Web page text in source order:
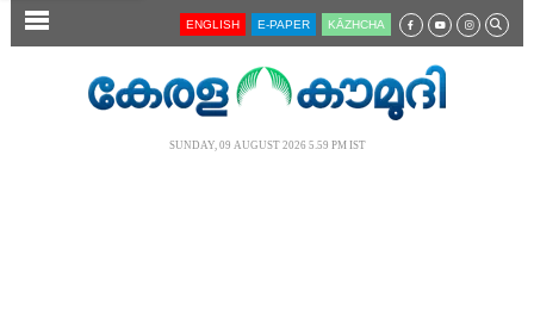
SECTIONS ENGLISH E-PAPER KĀZHCHA
SUNDAY, 09 AUGUST 2026 5.59 PM IST